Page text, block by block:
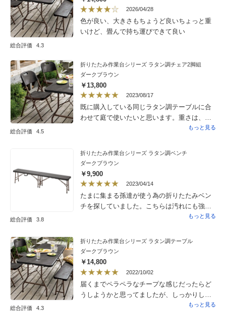
総合評価 4.3
2026/04/28
色が良い、大きさもちょうど良いちょっと重
いけど、畳んで持ち運びできて良い
総合評価 4.5
折りたたみ作業台シリーズ ラタン調チェア2脚組
ダークブラウン
￥13,800
2023/08/17
既に購入している同じラタン調テーブルに合
わせて庭で使いたいと思います。重さは、
思っていたよりもありますのでキャンプ用と
好きな仕上げでおしゃれです。
もっと見る
総合評価 3.8
折りたたみ作業台シリーズ ラタン調ベンチ
ダークブラウン
￥9,900
2023/04/14
たまに集まる孫達が使う為の折りたたみベン
チを探していました。こちらは汚れにも強く
十分な長さもあり、部屋でも庭でも活躍して
もっと見る
総合評価 4.3
折りたたみ作業台シリーズ ラタン調テーブル
ダークブラウン
￥14,800
2022/10/02
届くまでペラペラなチープな感じだったらど
うしようかと思ってましたが、しっかりした
作りで大満足！さっそくベランダで使用しま
もっと見る